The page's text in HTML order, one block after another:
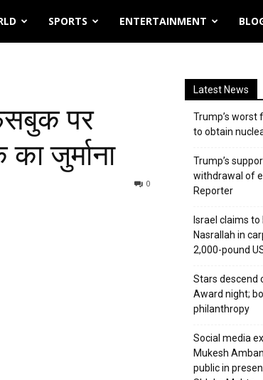
SPORTS ENTERTAINMENT
पर
जुर्माना
0
Latest News
Trump’s worst
to obtain
Trump’s
withdrawal of
Reporter
Israel claims
Nasrallah in
2,000-pound
Stars descend
Award night;
philanthropy
Social media
Mukesh
public in